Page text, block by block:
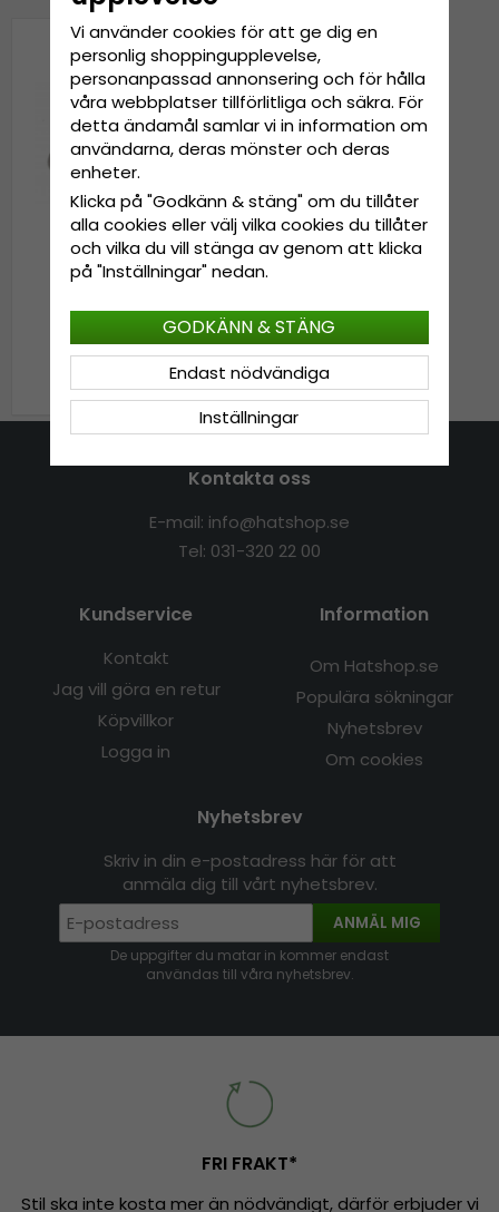
Fedora Wool Hat (grå)
Kontakta oss
E-mail: info@hatshop.se
Tel: 031-320 22 00
Kundservice
Kontakt
Jag vill göra en retur
Köpvillkor
Logga in
Information
Om Hatshop.se
Populära sökningar
Nyhetsbrev
Om cookies
Nyhetsbrev
Skriv in din e-postadress här för att
anmäla dig till vårt nyhetsbrev.
ANMÄL MIG
De uppgifter du matar in kommer endast
användas till våra nyhetsbrev.
FRI FRAKT*
Stil ska inte kosta mer än nödvändigt, därför erbjuder vi
Vi använder cookies för att ge dig en
personlig shoppingupplevelse,
personanpassad annonsering och för hålla
våra webbplatser tillförlitliga och säkra. För
detta ändamål samlar vi in information om
användarna, deras mönster och deras
enheter.
Klicka på "Godkänn & stäng" om du tillåter
alla cookies eller välj vilka cookies du tillåter
och vilka du vill stänga av genom att klicka
på "Inställningar" nedan.
Inställningar
Endast nödvändiga
GODKÄNN & STÄNG